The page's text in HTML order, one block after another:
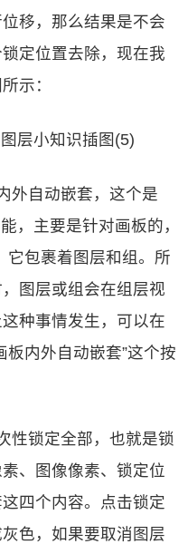
移，那么结果是不会
定位置去除，现在我
示：
外自动嵌套，这个是
，主要是针对画板的，
它包裹着图层和组。所
图层或组会在组层视
种事情发生，可以在
板内外自动嵌套”这个按
性锁定全部，也就是锁
、图像像素、锁定位
四个内容。点击锁定
色，如果要取消图层